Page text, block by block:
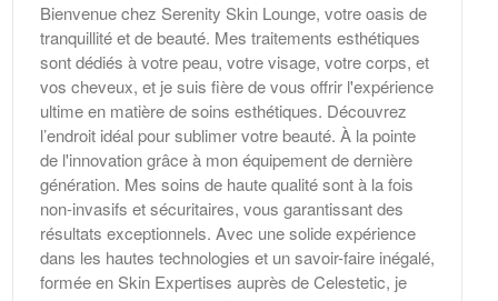
Bienvenue chez Serenity Skin Lounge, votre oasis de
tranquillité et de beauté. Mes traitements esthétiques
sont dédiés à votre peau, votre visage, votre corps, et
vos cheveux, et je suis fière de vous offrir l'expérience
ultime en matière de soins esthétiques. Découvrez
l’endroit idéal pour sublimer votre beauté. À la pointe
de l'innovation grâce à mon équipement de dernière
génération. Mes soins de haute qualité sont à la fois
non-invasifs et sécuritaires, vous garantissant des
résultats exceptionnels. Avec une solide expérience
dans les hautes technologies et un savoir-faire inégalé,
formée en Skin Expertises auprès de Celestetic, je